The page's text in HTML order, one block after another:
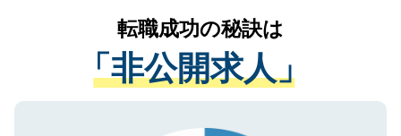
は、個人情報の取り扱いについての厳密な
管理基準を満たした事業者のみに付与され
る、プライバシーマークを取得済みです。
かがいして、現在の医療機関の状況や紹介
経験をまじえながら、適切なアドバイスを
させていただきます。すぐにご転職をされ
ない方には、長期的なサポートが可能です
ので、まずはご登録ください。
転職成功の秘訣は
「非公開求人」